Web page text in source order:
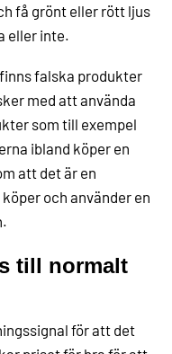
få grönt eller rött ljus
eller inte.
falska produkter
med att använda
som till exempel
ibland köper en
att det är en
och använder en
till normalt
för att det